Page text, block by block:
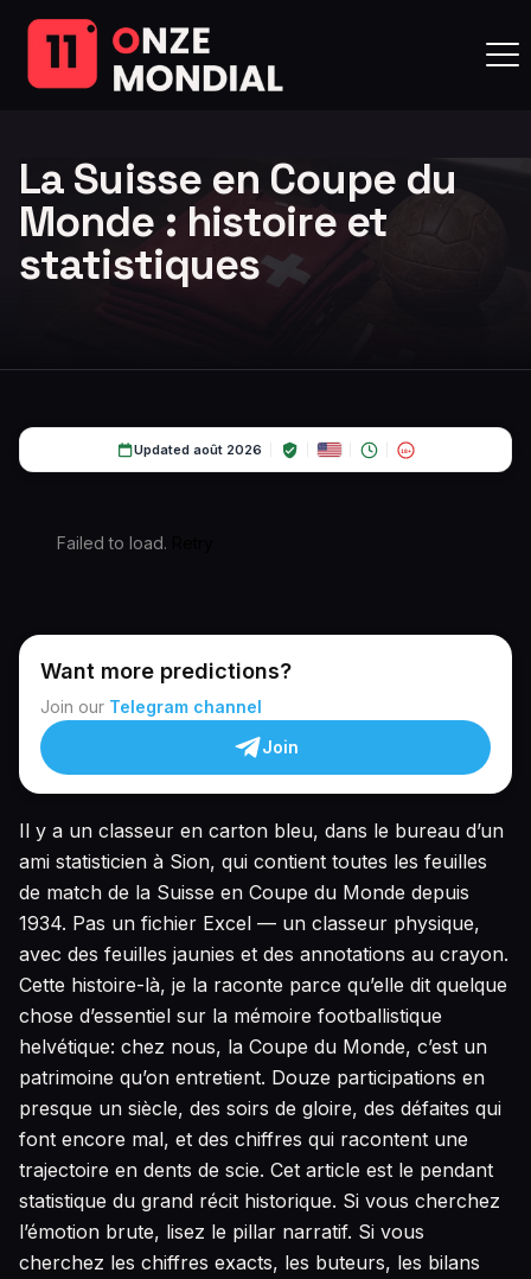
La Suisse en Coupe du
Monde : histoire et
statistiques
Updated août 2026 18+
Failed to load.
Want more predictions?
Join our Telegram channel
Join
Il y a un classeur en carton bleu, dans le bureau d’un
ami statisticien à Sion, qui contient toutes les feuilles
de match de la Suisse en Coupe du Monde depuis
1934. Pas un fichier Excel — un classeur physique,
avec des feuilles jaunies et des annotations au crayon.
Cette histoire-là, je la raconte parce qu’elle dit quelque
chose d’essentiel sur la mémoire footballistique
helvétique: chez nous, la Coupe du Monde, c’est un
patrimoine qu’on entretient. Douze participations en
presque un siècle, des soirs de gloire, des défaites qui
font encore mal, et des chiffres qui racontent une
trajectoire en dents de scie. Cet article est le pendant
statistique du grand récit historique. Si vous cherchez
l’émotion brute, lisez le pillar narratif. Si vous
cherchez les chiffres exacts, les buteurs, les bilans